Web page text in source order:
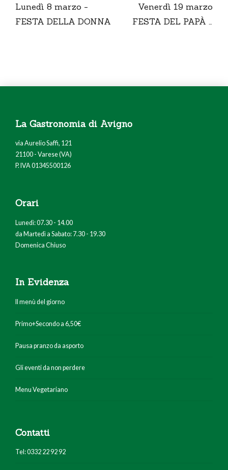
Lunedì 8 marzo -
FESTA DELLA DONNA
Venerdì 19 marzo
FESTA DEL PAPÀ -
La Gastronomia di Avigno
via Aurelio Saffi, 121
21100 - Varese (VA)
P. IVA 01345500126
Orari
Lunedì: 07.30 - 14.00
da Martedì a Sabato: 7.30 - 19.30
Domenica Chiuso
In Evidenza
Il menù del giorno
Primo+Secondo a 6,50€
Pausa pranzo da asporto
Gli eventi da non perdere
Menu Vegetariano
Contatti
Tel: 0332 22 92 92